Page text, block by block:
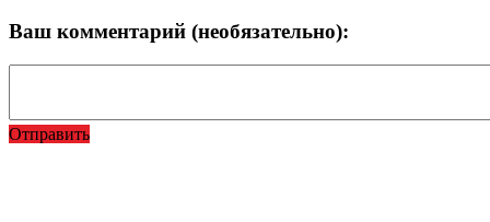
Ваш комментарий (необязательно):
Отправить